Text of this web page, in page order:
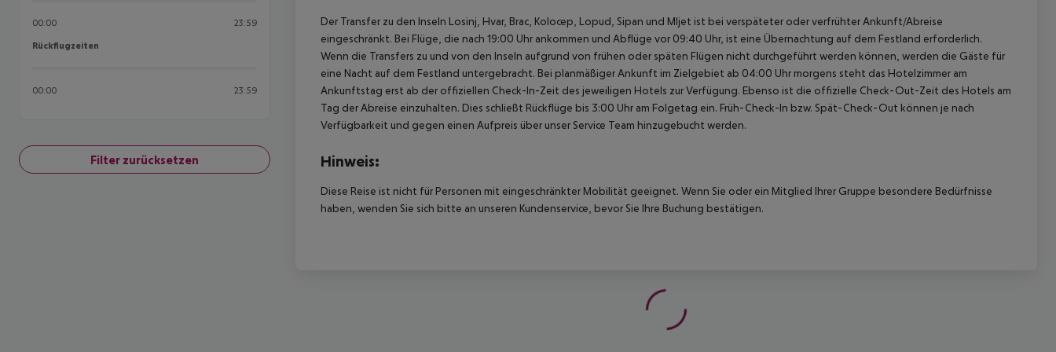
00:00 23:59
Rückflugzeiten
Rückflugzeiten
00:00 23:59
Filter zurücksetzen
Der Transfer zu den Inseln Losinj, Hvar, Brac, Kolocep, Lopud, Sipan und Mljet ist bei verspäteter oder verfrühter Ankunft/Abreise
eingeschränkt. Bei Flüge, die nach 19:00 Uhr ankommen und Abflüge vor 09:40 Uhr, ist eine Übernachtung auf dem Festland erforderlich.
Wenn die Transfers zu und von den Inseln aufgrund von frühen oder späten Flügen nicht durchgeführt werden können, werden die Gäste für
eine Nacht auf dem Festland untergebracht. Bei planmäßiger Ankunft im Zielgebiet ab 04:00 Uhr morgens steht das Hotelzimmer am
Ankunftstag erst ab der offiziellen Check-In-Zeit des jeweiligen Hotels zur Verfügung. Ebenso ist die offizielle Check-Out-Zeit des Hotels am
Tag der Abreise einzuhalten. Dies schließt Rückflüge bis 3:00 Uhr am Folgetag ein. Früh-Check-In bzw. Spät-Check-Out können je nach
Verfügbarkeit und gegen einen Aufpreis über unser Service Team hinzugebucht werden.
Hinweis:
Diese Reise ist nicht für Personen mit eingeschränkter Mobilität geeignet. Wenn Sie oder ein Mitglied Ihrer Gruppe besondere Bedürfnisse
haben, wenden Sie sich bitte an unseren Kundenservice, bevor Sie Ihre Buchung bestätigen.